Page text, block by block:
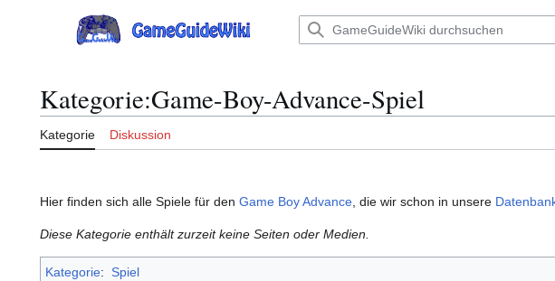
Hauptmenü
Kategorie:Game-Boy-Advance-Spiel
Kategorie Diskussion
Hier finden sich alle Spiele für den Game Boy Advance , die wir schon in unsere
Diese Kategorie enthält zurzeit keine Seiten oder Medien.
Kategorie: Spiel